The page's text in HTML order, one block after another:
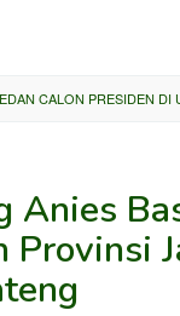
CALON PRESIDEN
Anies
Provinsi